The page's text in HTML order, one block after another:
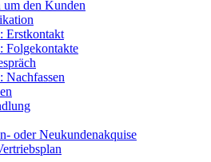
den Kunden
Erstkontakt
Folgekontakte
Nachfassen
oder Neukundenakquise